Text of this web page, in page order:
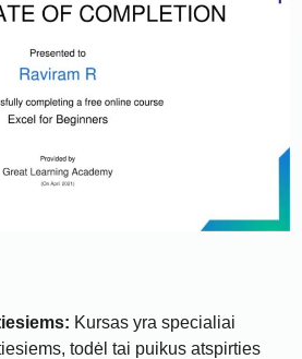
Kursas yra specialiai
todėl tai puikus atspirties